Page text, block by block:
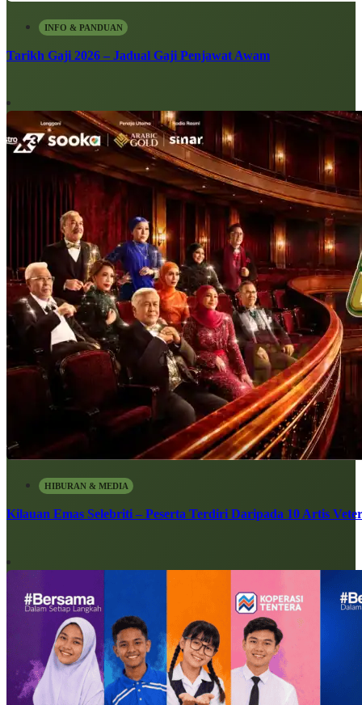
INFO & PANDUAN
Tarikh Gaji 2026 – Jadual Gaji Penjawat Awam
HIBURAN & MEDIA
Kilauan Emas Selebriti – Peserta Terdiri Daripada 10 Artis